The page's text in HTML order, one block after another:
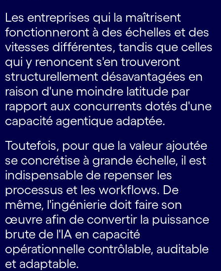
Les entreprises qui la maîtrisent
fonctionneront à des échelles et des
vitesses différentes, tandis que celles
qui y renoncent s'en trouveront
structurellement désavantagées en
raison d'une moindre latitude par
rapport aux concurrents dotés d'une
capacité agentique adaptée.
Toutefois, pour que la valeur ajoutée
se concrétise à grande échelle, il est
indispensable de repenser les
processus et les workflows. De
même, l'ingénierie doit faire son
œuvre afin de convertir la puissance
brute de l'IA en capacité
opérationnelle contrôlable, auditable
et adaptable.